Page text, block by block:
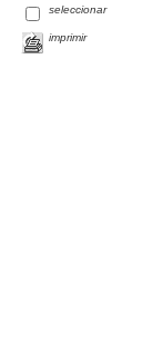
seleccionar
imprimir